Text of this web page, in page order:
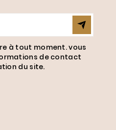
à tout moment. vous
de contact
du site.